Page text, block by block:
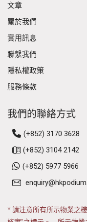
文章
關於我們
實用訊息
聯繫我們
隱私權政策
服務條款
我們的聯絡方式
(+852) 3170 3628
(+852) 3104 2142
(+852) 5977 5966
* 請注意所有所示物業之